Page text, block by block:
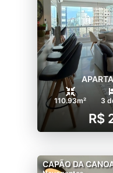
110.93m² 3
R$
CAPÃO DA